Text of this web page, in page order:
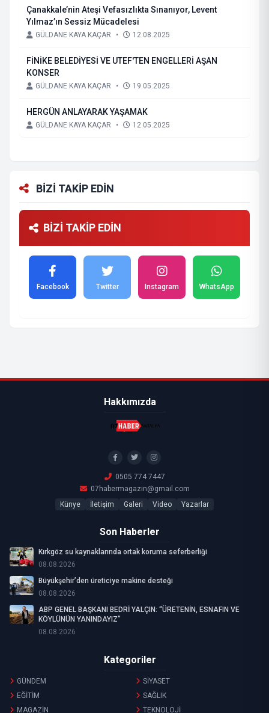
Çanakkale’nin Ateşi Vefasızlıkta Sınanıyor, Levent
Yılmaz’ın Sessiz Mücadelesi
GÜLDANE KAYA KAÇAR • 12.08.2025
FİNİKE BELEDİYESİ VE UTEF'TEN ENGELLERİ AŞAN
KONSER
GÜLDANE KAYA KAÇAR • 19.05.2025
HERGÜN ANLAYARAK YAŞAMAK
GÜLDANE KAYA KAÇAR • 12.05.2025
BİZİ TAKİP EDİN
BİZİ TAKİP EDİN
Facebook Twitter Instagram WhatsApp
Hakkımızda
0505 774 7447
07habermagazin@gmail.com
Künye
İletişim Galeri Video Yazarlar
Son Haberler
Kırkgöz su kaynaklarında ortak koruma seferberliği
08.08.2026
Büyükşehir’den üreticiye makine desteği
08.08.2026
ABP GENEL BAŞKANI BEDRİ YALÇIN: “ÜRETENİN, ESNAFIN VE
KÖYLÜNÜN YANINDAYIZ”
08.08.2026
Kategoriler
GÜNDEM
SİYASET
EĞİTİM
SAĞLIK
MAGAZİN
TEKNOLOJİ